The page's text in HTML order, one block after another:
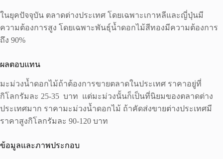
ในยุคปัจจุบัน ตลาดต่างประเทศ โดยเฉพาะเกาหลีและญี่ปุ่นมี
ความต้องการสูง โดยเฉพาะพันธุ์น้ำดอกไม้สีทองมีความต้องการ
ถึง 90%
ผลตอบแทน
มะม่วงน้ำดอกไม้ถ้าต้องการขายตลาดในประเทศ ราคาอยู่ที่
กิโลกรัมละ 25-35 บาท แต่มะม่วงนั้นก็เป็นที่นิยมของตลาดต่าง
ประเทศมาก ราคามะม่วงน้ำดอกไม้ ถ้าคัดส่งขายต่างประเทศมี
ราคาสูงกิโลกรัมละ 90-120 บาท
ข้อมูลและภาพประกอบ